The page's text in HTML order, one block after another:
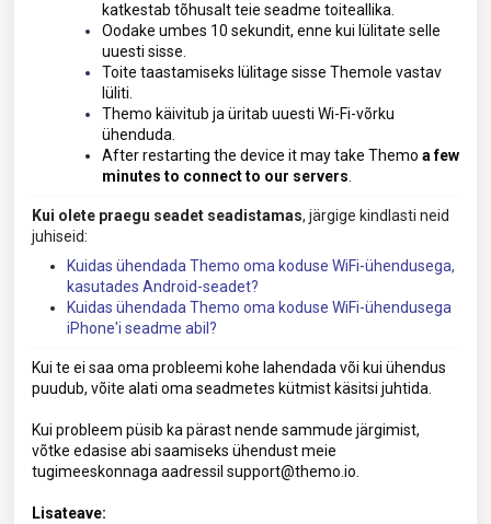
katkestab tõhusalt teie seadme toiteallika.
Oodake umbes 10 sekundit, enne kui lülitate selle
uuesti sisse.
Toite taastamiseks lülitage sisse Themole vastav
lüliti.
Themo käivitub ja üritab uuesti Wi-Fi-võrku
ühenduda.
After restarting the device it may take Themo a few
minutes to connect to our servers
Kui olete praegu seadet seadistamas, järgige kindlasti neid
juhiseid:
Kuidas ühendada Themo oma koduse WiFi-ühendusega,
kasutades Android-seadet?
Kuidas ühendada Themo oma koduse WiFi-ühendusega
iPhone'i seadme abil?
Kui te ei saa oma probleemi kohe lahendada või kui ühendus
puudub, võite alati oma seadmetes kütmist käsitsi juhtida.
Kui probleem püsib ka pärast nende sammude järgimist,
võtke edasise abi saamiseks ühendust meie
tugimeeskonnaga aadressil support@themo.io.
Lisateave: